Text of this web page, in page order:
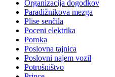
Organizacija dogodkov
Paradižnikova mezga
Plise senčila
Poceni elektrika
Poroka
Poslovna tajnica
Poslovni najem vozil
Potrošništvo